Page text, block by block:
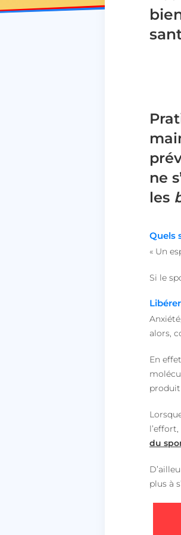
ne
les
Quels
« Un
Si le
alors,
En
produit
du
plus à